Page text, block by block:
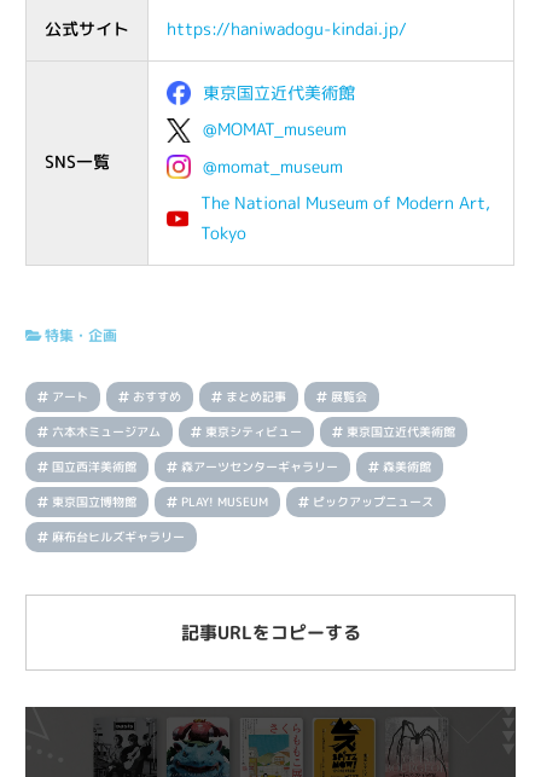
公式サイト https://haniwadogu-kindai.jp/
SNS一覧
東京国立近代美術館
@MOMAT_museum
@momat_museum
The National Museum of Modern Art,
Tokyo
特集・企画
アート おすすめ まとめ記事 展覧会
六本木ミュージアム 東京シティビュー 東京国立近代美術館
国立西洋美術館 森アーツセンターギャラリー 森美術館
東京国立博物館 PLAY! MUSEUM ピックアップニュース
麻布台ヒルズギャラリー
記事URLをコピーする